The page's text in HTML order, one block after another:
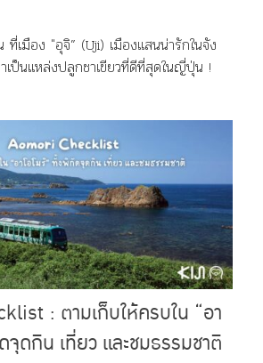
ที่เมือง "อุจิ” (Uji) เมืองแสนน่ารักในจัง
าเป็นแหล่งปลูกชาเขียวที่ดีที่สุดในญี่ปุ่น !
: ตามเก็บให้ครบใน “อา
จุดกิน เที่ยว และชมธรรมชาติ